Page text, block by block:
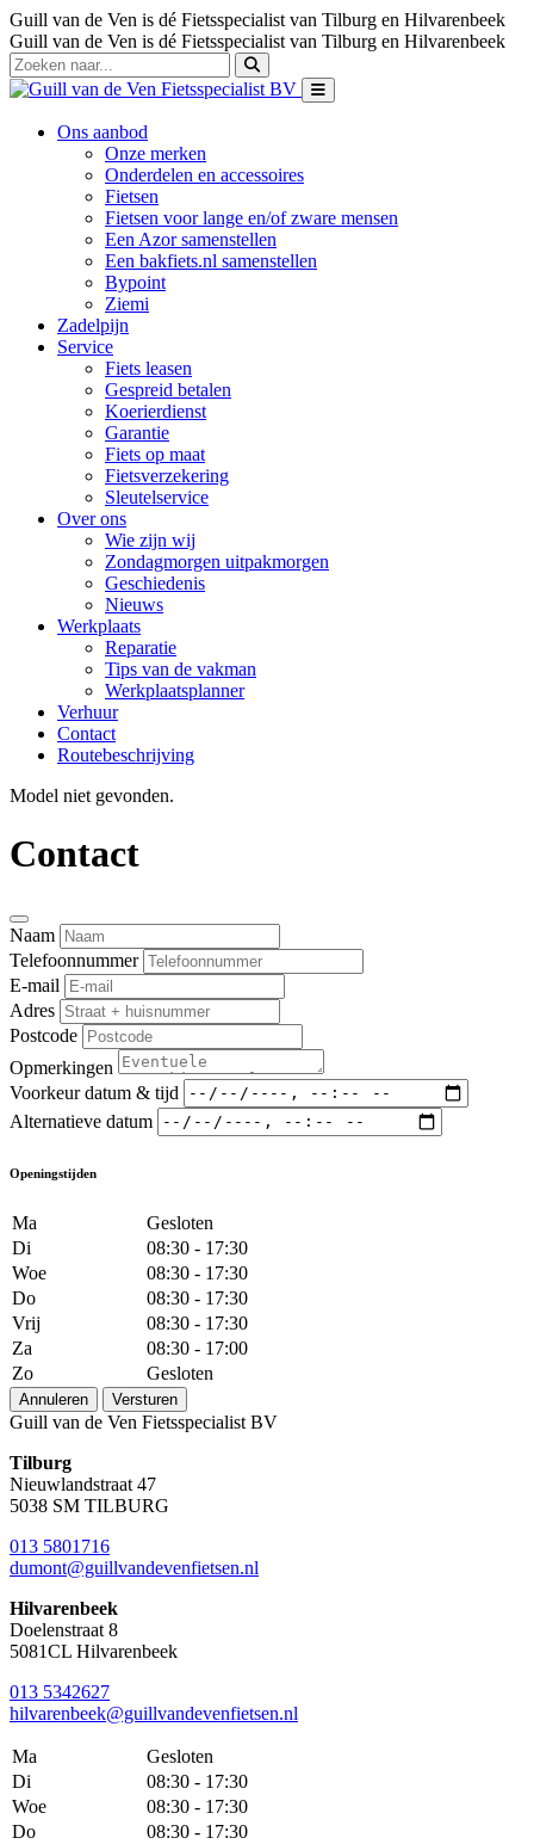
Guill van de Ven is dé Fietsspecialist van Tilburg en Hilvarenbeek
Guill van de Ven is dé Fietsspecialist van Tilburg en Hilvarenbeek
Ons aanbod
Onze merken
Onderdelen en accessoires
Fietsen
Fietsen voor lange en/of zware mensen
Een Azor samenstellen
Een bakfiets.nl samenstellen
Bypoint
Ziemi
Zadelpijn
Service
Fiets leasen
Gespreid betalen
Koerierdienst
Garantie
Fiets op maat
Fietsverzekering
Sleutelservice
Over ons
Wie zijn wij
Zondagmorgen uitpakmorgen
Geschiedenis
Nieuws
Werkplaats
Reparatie
Tips van de vakman
Werkplaatsplanner
Verhuur
Contact
Routebeschrijving
Model niet gevonden.
Contact
Naam
Telefoonnummer
E-mail
Adres
Postcode
Opmerkingen
Voorkeur datum & tijd
Alternatieve datum
Openingstijden
Ma
Gesloten
Di
08:30 - 17:30
Woe
08:30 - 17:30
Do
08:30 - 17:30
Vrij
08:30 - 17:30
Za
08:30 - 17:00
Zo
Gesloten
Annuleren Versturen
Guill van de Ven Fietsspecialist BV
Tilburg
Nieuwlandstraat 47
5038 SM TILBURG
013 5801716
dumont@guillvandevenfietsen.nl
Hilvarenbeek
Doelenstraat 8
5081CL Hilvarenbeek
013 5342627
hilvarenbeek@guillvandevenfietsen.nl
Ma
Gesloten
Di
08:30 - 17:30
Woe
08:30 - 17:30
Do
08:30 - 17:30